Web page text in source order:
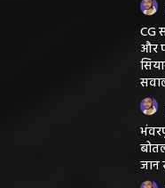
CG
और